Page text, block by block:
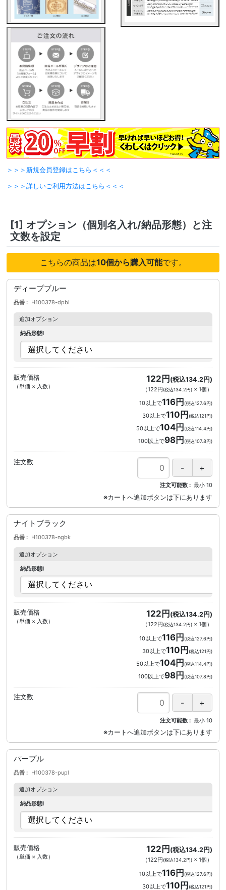
＞＞＞新規会員登録はこちら＜＜＜
＞＞＞詳しいご利用方法はこちら＜＜＜
[1] オプション（個別名入れ/納品形態）と注
文数を設定
こちらの商品は10個から購入可能です。
ディープブルー
品番 H100378-dpbl
追加オプション
納品形態I
販売価格
（単価 × 入数）
122円(税込134.2円)
（122円(税込134.2円)× 1個 ）
10以上で116円 (税込127.6円)
30以上で110円 (税込121円)
50以上で104円 (税込114.4円)
100以上で98円 (税込107.8円)
注文数
注文可能数 最小 10
ナイトブラック
品番 H100378-ngbk
追加オプション
納品形態I
販売価格
（単価 × 入数）
122円 (税込134.2円)
（122円(税込134.2円)× 1個 ）
10以上で116円(税込127.6円)
30以上で110円(税込121円)
50以上で104円(税込114.4円)
100以上で98円(税込107.8円)
注文数
注文可能数 最小 10
パープル
品番 H100378-pupl
追加オプション
納品形態I
販売価格
（単価 × 入数）
122円(税込134.2円)
（122円(税込134.2円)× 1個 ）
10以上で116円(税込127.6円)
30以上で110円(税込121円)